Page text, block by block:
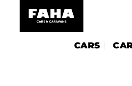
content
CARS